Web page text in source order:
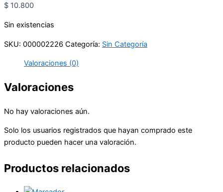
$ 10.800
Sin existencias
SKU: 000002226 Categoría: Sin Categoría
Valoraciones (0)
Valoraciones
No hay valoraciones aún.
Solo los usuarios registrados que hayan comprado este
producto pueden hacer una valoración.
Productos relacionados